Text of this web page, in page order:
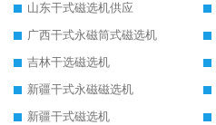
山东干式磁选机供应
广西干式永磁筒式磁选机
吉林干选磁选机
新疆干式永磁磁选机
新疆干式磁选机